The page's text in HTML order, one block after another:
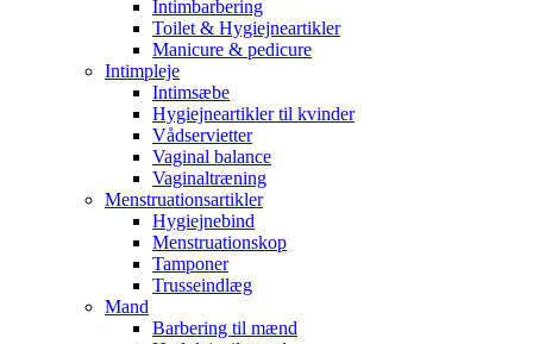
Intimbarbering
Toilet & Hygiejneartikler
Manicure & pedicure
Intimpleje
Intimsæbe
Hygiejneartikler til kvinder
Vådservietter
Vaginal balance
Vaginaltræning
Menstruationsartikler
Hygiejnebind
Menstruationskop
Tamponer
Trusseindlæg
Mand
Barbering til mænd